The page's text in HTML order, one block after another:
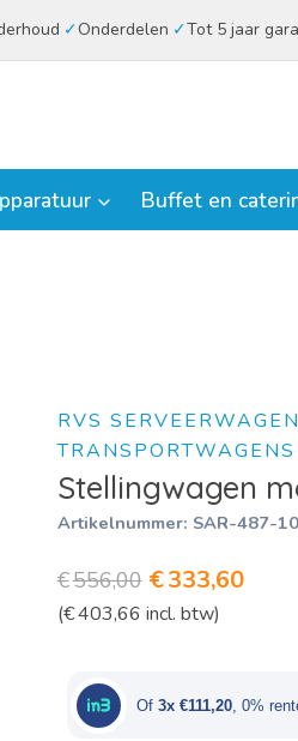
Onderdelen Tot 5 jaar
Buffet en
RVS
TRANSPORTWAGENS
Stellingwagen
Artikelnummer: SAR-487-
€556,00
prijs
€556,00.
€333,60
(€403,66 incl. btw)
Of 3x €111,20, 0%